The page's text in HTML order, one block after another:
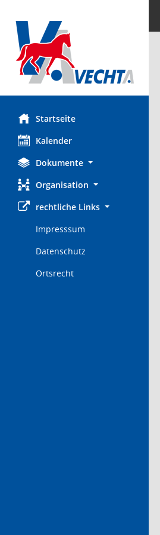
Startseite
Kalender
Dokumente
Organisation
rechtliche Links
Impresssum
Datenschutz
Ortsrecht